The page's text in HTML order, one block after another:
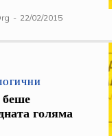
- 22/02/2015
голяма